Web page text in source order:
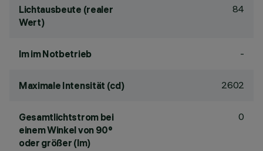
Lichtausbeute (realer
Wert)
84
lm im Notbetrieb -
Maximale Intensität (cd) 2602
Gesamtlichtstrom bei
einem Winkel von 90°
oder größer (lm)
0